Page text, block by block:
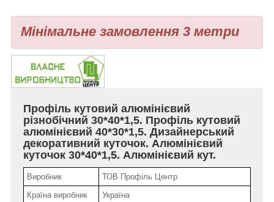
Мінімальне замовлення 3 метри
Профіль кутовий алюмінієвий
різнобічний 30*40*1,5. Профіль кутовий
алюмінієвий 40*30*1,5. Дизайнерський
декоративний куточок. Алюмінієвий
куточок 30*40*1,5. Алюмінієвий кут.
Виробник
ТОВ Профіль Центр
Країна виробник
Україна